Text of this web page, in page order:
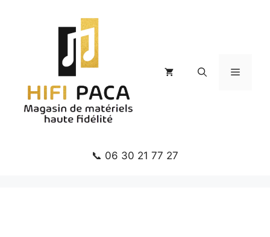
Menu
📞 06 30 21 77 27